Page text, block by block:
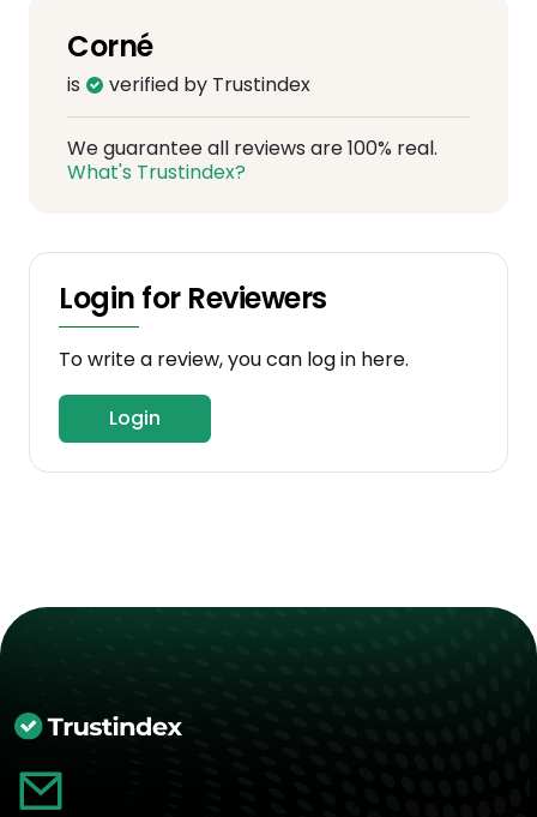
Corné
is verified by Trustindex
We guarantee all reviews are 100% real.
What's Trustindex?
Login for Reviewers
To write a review, you can log in here.
Login